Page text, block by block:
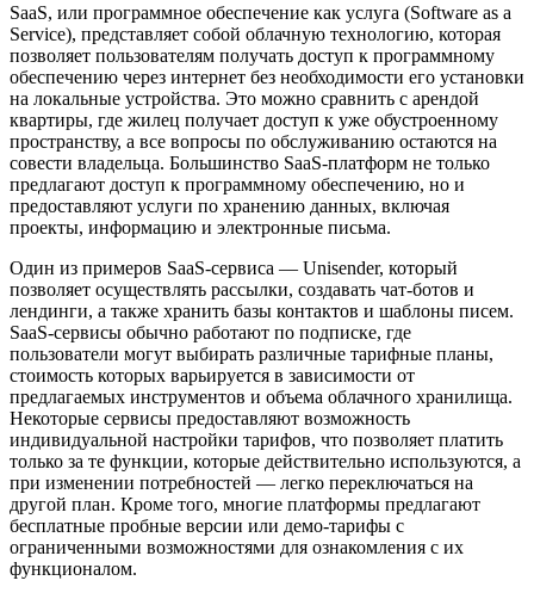
SaaS, или программное обеспечение как услуга (Software as a
Service), представляет собой облачную технологию, которая
позволяет пользователям получать доступ к программному
обеспечению через интернет без необходимости его установки
на локальные устройства. Это можно сравнить с арендой
квартиры, где жилец получает доступ к уже обустроенному
пространству, а все вопросы по обслуживанию остаются на
совести владельца. Большинство SaaS-платформ не только
предлагают доступ к программному обеспечению, но и
предоставляют услуги по хранению данных, включая
проекты, информацию и электронные письма.
Один из примеров SaaS-сервиса — Unisender, который
позволяет осуществлять рассылки, создавать чат-ботов и
лендинги, а также хранить базы контактов и шаблоны писем.
SaaS-сервисы обычно работают по подписке, где
пользователи могут выбирать различные тарифные планы,
стоимость которых варьируется в зависимости от
предлагаемых инструментов и объема облачного хранилища.
Некоторые сервисы предоставляют возможность
индивидуальной настройки тарифов, что позволяет платить
только за те функции, которые действительно используются, а
при изменении потребностей — легко переключаться на
другой план. Кроме того, многие платформы предлагают
бесплатные пробные версии или демо-тарифы с
ограниченными возможностями для ознакомления с их
функционалом.